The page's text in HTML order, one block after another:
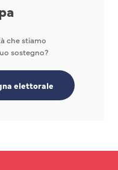
che stiamo
sostegno?
elettorale